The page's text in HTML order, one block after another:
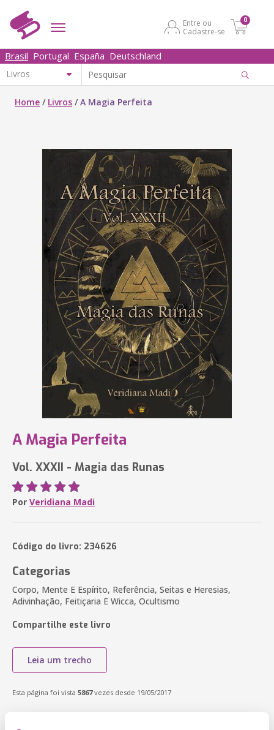
Entre ou
Cadastre-se
0
Brasil Portugal España Deutschland
Home / Livros /A Magia Perfeita
A Magia Perfeita
Vol. XXXII - Magia das Runas
Por Veridiana Madi
Código do livro: 234626
Categorias
Corpo, Mente E Espírito, Referência, Seitas e Heresias,
Adivinhação, Feitiçaria E Wicca, Ocultismo
Compartilhe este livro
Leia um trecho
Esta página foi vista 5867vezes desde 19/05/2017